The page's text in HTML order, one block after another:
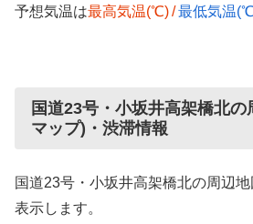
予想気温は最高気温(℃)/最低気温
国道23号・小坂井高架橋北
マップ)・渋滞情報
国道23号・小坂井高架橋北の周辺
表示します。